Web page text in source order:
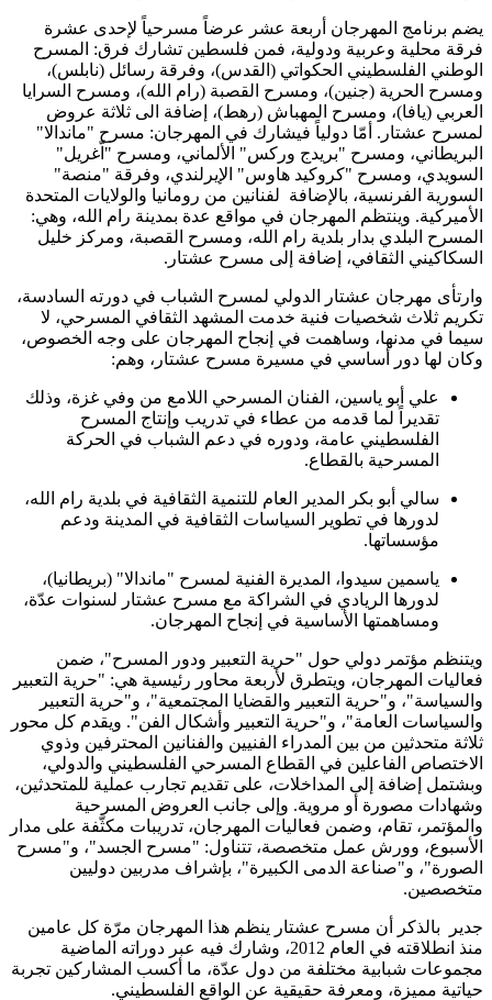
يضم برنامج المهرجان أربعة عشر عرضاً مسرحياً لإحدى عشرة
فرقة محلية وعربية ودولية، فمن فلسطين تشارك فرق: المسرح
الوطني الفلسطيني الحكواتي (القدس)، وفرقة رسائل (نابلس)،
ومسرح الحرية (جنين)، ومسرح القصبة (رام الله)، ومسرح السرايا
العربي (يافا)، ومسرح المهباش (رهط)، إضافة الى ثلاثة عروض
لمسرح عشتار. أمّا دولياً فيشارك في المهرجان: مسرح "ماندالا"
البريطاني، ومسرح "بريدج وركس" الألماني، ومسرح "اّغريل"
السويدي، ومسرح "كروكيد هاوس" الإيرلندي، وفرقة "منصة"
السورية الفرنسية، بالإضافة لفنانين من رومانيا والولايات المتحدة
الأميركية. وينتظم المهرجان في مواقع عدة بمدينة رام الله، وهي:
المسرح البلدي بدار بلدية رام الله، ومسرح القصبة، ومركز خليل
السكاكيني الثقافي، إضافة إلى مسرح عشتار.
وارتأى مهرجان عشتار الدولي لمسرح الشباب في دورته السادسة،
تكريم ثلاث شخصيات فنية خدمت المشهد الثقافي المسرحي، لا
سيما في مدنها، وساهمت في إنجاح المهرجان على وجه الخصوص،
وكان لها دور أساسي في مسيرة مسرح عشتار، وهم:
علي أبو ياسين، الفنان المسرحي اللامع من وفي غزة، وذلك
تقديراً لما قدمه من عطاء في تدريب وإنتاج المسرح
الفلسطيني عامة، ودوره في دعم الشباب في الحركة
المسرحية بالقطاع.
سالي أبو بكر المدير العام للتنمية الثقافية في بلدية رام الله،
لدورها في تطوير السياسات الثقافية في المدينة ودعم
مؤسساتها.
ياسمين سيدوا، المديرة الفنية لمسرح "ماندالا" (بريطانيا)،
لدورها الريادي في الشراكة مع مسرح عشتار لسنوات عدّة،
ومساهمتها الأساسية في إنجاح المهرجان.
ويتنظم مؤتمر دولي حول "حرية التعبير ودور المسرح"، ضمن
فعاليات المهرجان، ويتطرق لأربعة محاور رئيسية هي: "حرية التعبير
والسياسة"، و"حرية التعبير والقضايا المجتمعية"، و"حرية التعبير
والسياسات العامة"، و"حرية التعبير وأشكال الفن". ويقدم كل محور
ثلاثة متحدثين من بين المدراء الفنيين والفنانين المحترفين وذوي
الاختصاص الفاعلين في القطاع المسرحي الفلسطيني والدولي،
وبشتمل إضافة إلى المداخلات، على تقديم تجارب عملية للمتحدثين،
وشهادات مصورة أو مروية. وإلى جانب العروض المسرحية
والمؤتمر، تقام، وضمن فعاليات المهرجان، تدريبات مكثّفة على مدار
الأسبوع، وورش عمل متخصصة، تتناول: "مسرح الجسد"، و"مسرح
الصورة"، و"صناعة الدمى الكبيرة"، بإشراف مدربين دوليين
متخصصين.
جدير بالذكر أن مسرح عشتار ينظم هذا المهرجان مرّة كل عامين
منذ انطلاقته في العام 2012، وشارك فيه عبر دوراته الماضية
مجموعات شبابية مختلفة من دول عدّة، ما أكسب المشاركين تجربة
حياتية مميزة، ومعرفة حقيقية عن الواقع الفلسطيني.